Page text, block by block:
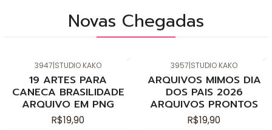
Novas Chegadas
3947|STUDIO KAKO
19 ARTES PARA
CANECA BRASILIDADE
ARQUIVO EM PNG
R$19,90
3957|STUDIO KAKO
ARQUIVOS MIMOS DIA
DOS PAIS 2026
ARQUIVOS PRONTOS
R$19,90